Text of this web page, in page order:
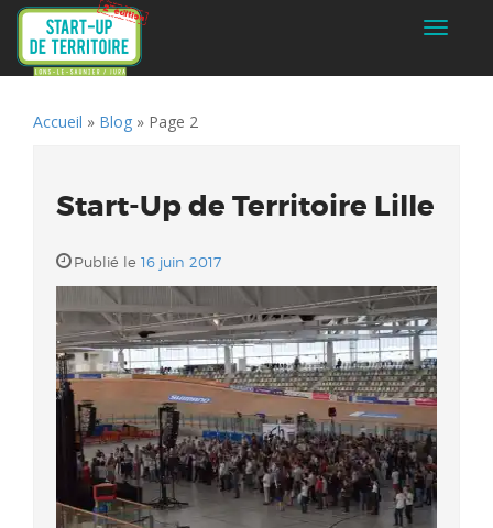
Toggle
Accueil » Blog » Page 2
Start-Up de Territoire Lille
Publié le 16 juin 2017